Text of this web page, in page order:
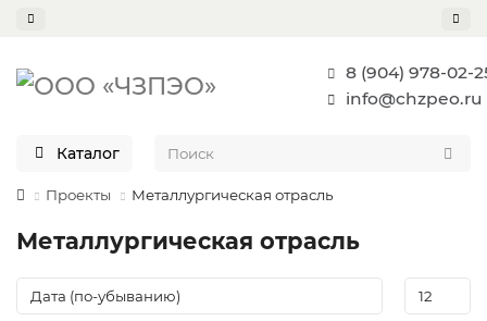
8 (904) 978-02-
info@chzpeo.ru
Каталог
Проекты Металлургическая отрасль
Металлургическая отрасль